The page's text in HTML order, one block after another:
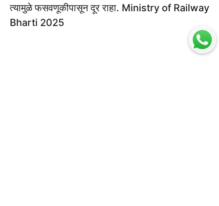
त्यामुळे फसवणूकीपासून दूर राहा. Ministry of Railway
Bharti 2025